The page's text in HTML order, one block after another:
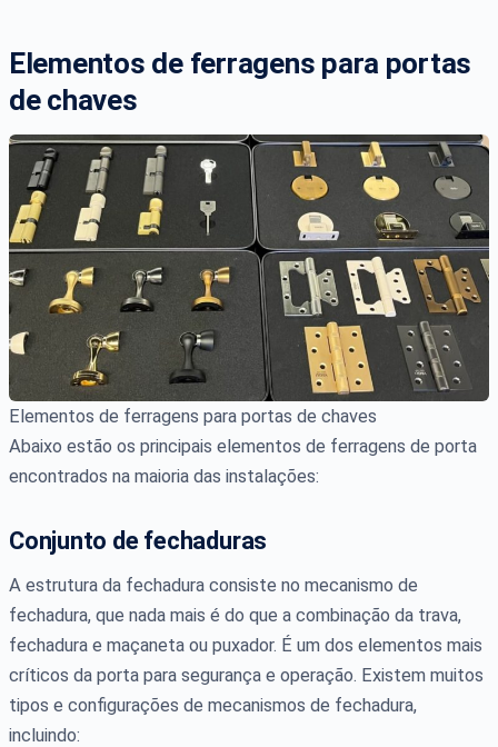
Elementos de ferragens para portas
de chaves
Elementos de ferragens para portas de chaves
Abaixo estão os principais elementos de ferragens de porta
encontrados na maioria das instalações:
Conjunto de fechaduras
A estrutura da fechadura consiste no mecanismo de
fechadura, que nada mais é do que a combinação da trava,
fechadura e maçaneta ou puxador. É um dos elementos mais
críticos da porta para segurança e operação. Existem muitos
tipos e configurações de mecanismos de fechadura,
incluindo: